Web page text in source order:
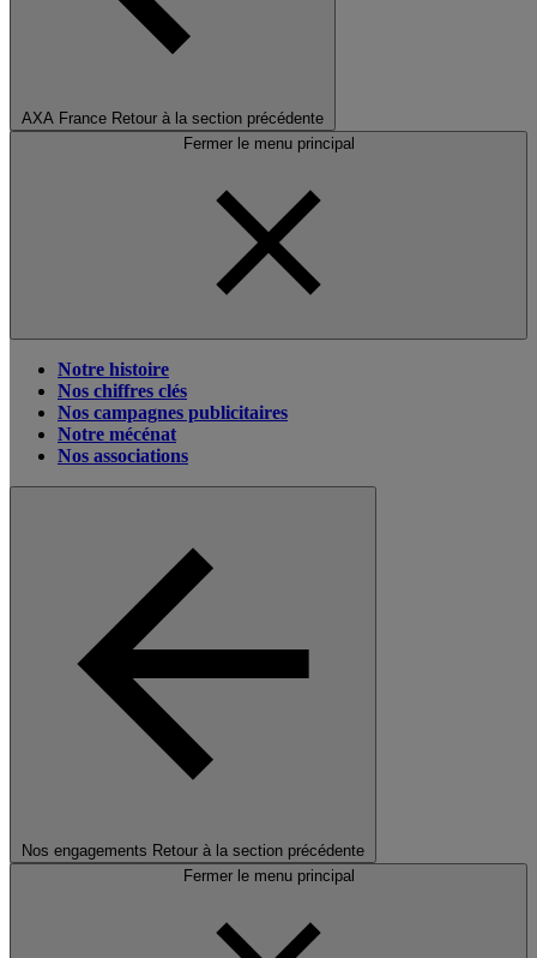
AXA France Retour à la section précédente
Fermer le menu principal
Notre histoire
Nos chiffres clés
Nos campagnes publicitaires
Notre mécénat
Nos associations
Nos engagements Retour à la section précédente
Fermer le menu principal